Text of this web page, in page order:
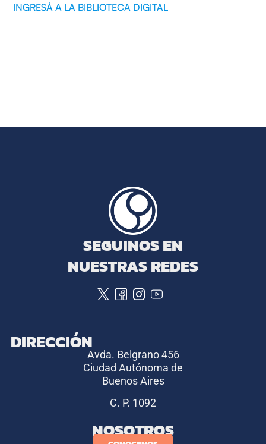
INGRESÁ A LA BIBLIOTECA DIGITAL
SEGUINOS EN
NUESTRAS REDES
DIRECCIÓN
Avda. Belgrano 456
Ciudad Autónoma de
Buenos Aires
C. P. 1092
NOSOTROS